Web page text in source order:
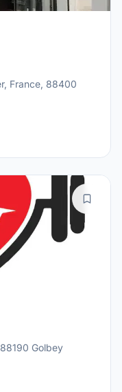
France, 88400
Golbey